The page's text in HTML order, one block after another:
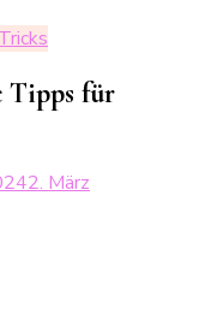
Tipps für
2. März